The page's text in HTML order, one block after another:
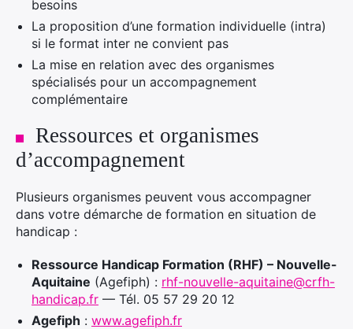
besoins
La proposition d’une formation individuelle (intra)
si le format inter ne convient pas
La mise en relation avec des organismes
spécialisés pour un accompagnement
complémentaire
Ressources et organismes
d’accompagnement
Plusieurs organismes peuvent vous accompagner
dans votre démarche de formation en situation de
handicap :
Ressource Handicap Formation (RHF) – Nouvelle-
Aquitaine (Agefiph) : rhf-nouvelle-aquitaine@crfh-
handicap.fr — Tél. 05 57 29 20 12
Agefiph : www.agefiph.fr